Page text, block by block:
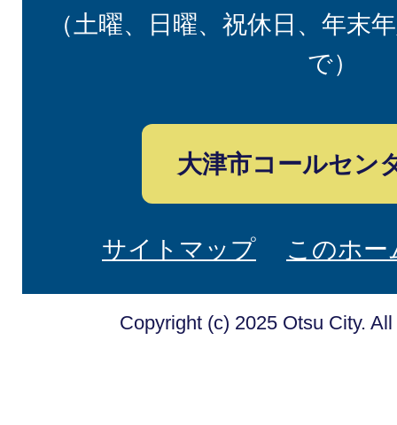
（土曜、日曜、祝休日、年末
で）
大津市コールセン
サイトマップ このホ
Copyright (c) 2025 Otsu City.